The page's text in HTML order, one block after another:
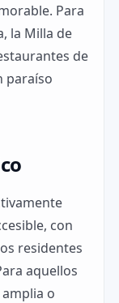
Para
la Milla de
de
paraíso
con
residentes
aquellos
o